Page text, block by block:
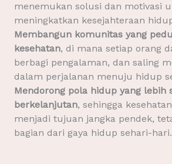
menemukan solusi dan motivasi
meningkatkan kesejahteraan
Membangun komunitas yang
kesehatan, di mana setiap orang
berbagi pengalaman, dan saling
dalam perjalanan menuju hidup
Mendorong pola hidup yang lebih
berkelanjutan, sehingga
menjadi tujuan jangka pendek,
bagian dari gaya hidup sehari-hari.